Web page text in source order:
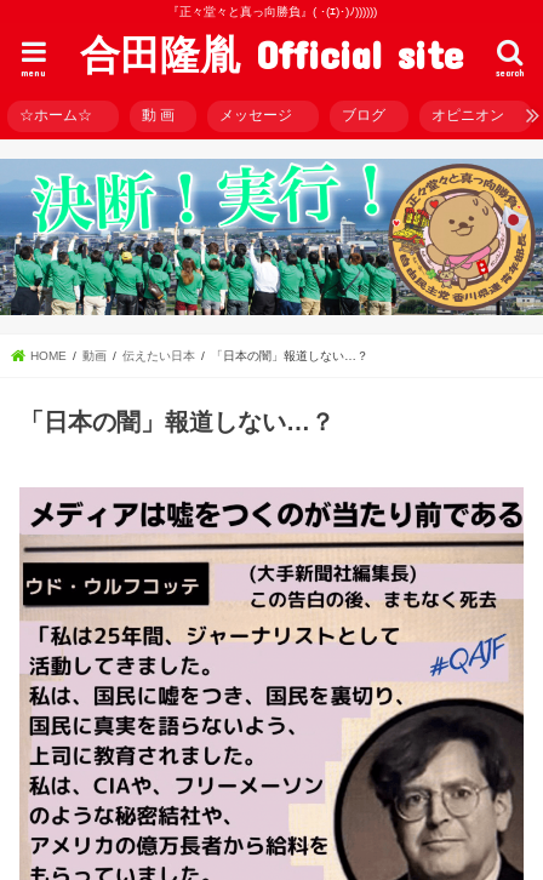
『正々堂々と真っ向勝負』( ･(ｴ)･)ﾉ))))))
合田隆胤 Official site search
menu
☆ホーム☆ 動 画 メッセージ ブログ オピニオン
HOME 動画 伝えたい日本 「日本の闇」報道しない…？
「日本の闇」報道しない…？